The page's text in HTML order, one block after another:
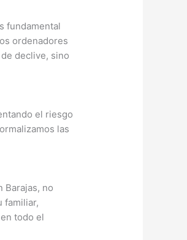
fundamental
ordenadores
declive, sino
el riesgo
las
Barajas, no
familiar,
todo el